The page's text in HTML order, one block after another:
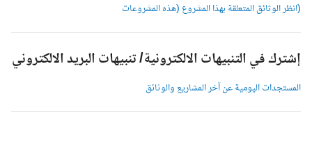
(انظر الوثائق المتعلقة بهذا المشروع (هذه المشروعات
إشترك في التنبيهات الالكترونية/ تنبيهات البريد الالكتروني
المستجدات اليومية عن آخر المشاريع والوثائق